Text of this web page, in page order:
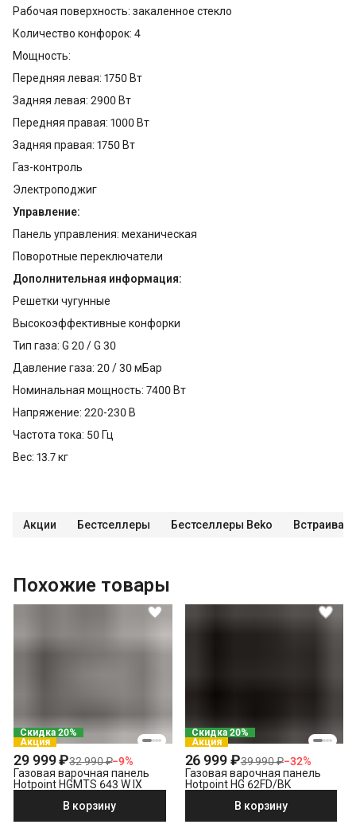
Рабочая поверхность: закаленное стекло
Количество конфорок: 4
Мощность:
Передняя левая: 1750 Вт
Задняя левая: 2900 Вт
Передняя правая: 1000 Вт
Задняя правая: 1750 Вт
Газ-контроль
Электроподжиг
Управление:
Панель управления: механическая
Поворотные переключатели
Дополнительная информация:
Решетки чугунные
Высокоэффективные конфорки
Тип газа: G 20 / G 30
Давление газа: 20 / 30 мБар
Номинальная мощность: 7400 Вт
Напряжение: 220-230 В
Частота тока: 50 Гц
Вес: 13.7 кг
Акции Бестселлеры Бестселлеры Beko
Похожие товары
Скидка 20%
Акция
29 999 ₽32 990 ₽−9%
Газовая варочная панель
Hotpoint HGMTS 643 W IX
В корзину
Скидка 20%
Акция
26 999 ₽39 990 ₽−32%
Газовая варочная панель
Hotpoint HG 62FD/BK
В корзину